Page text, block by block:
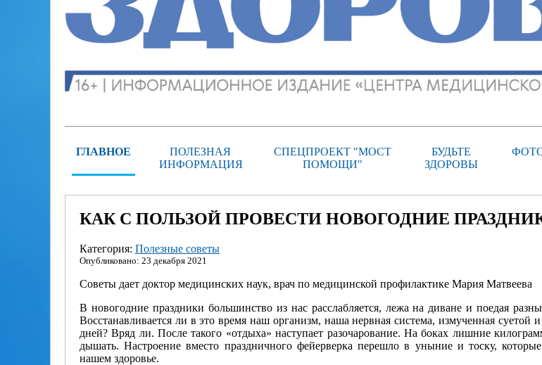
ГЛАВНОЕ
ПОЛЕЗНАЯ
ИНФОРМАЦИЯ
СПЕЦПРОЕКТ "МОСТ
ПОМОЩИ"
БУДЬТЕ
ЗДОРОВЫ
КАК С ПОЛЬЗОЙ ПРОВЕСТИ НОВОГОДНИЕ
Категория: Полезные советы
Опубликовано: 23 декабря 2021
Советы дает доктор медицинских наук, врач по медицинской профилактике Мария Матвеева
В новогодние праздники большинство из нас расслабляется, лежа на диване и поедая
Восстанавливается ли в это время наш организм, наша нервная система, измученная суетой
дней? Вряд ли. После такого «отдыха» наступает разочарование. На боках лишние
дышать. Настроение вместо праздничного фейерверка перешло в уныние и тоску, которые
нашем здоровье.